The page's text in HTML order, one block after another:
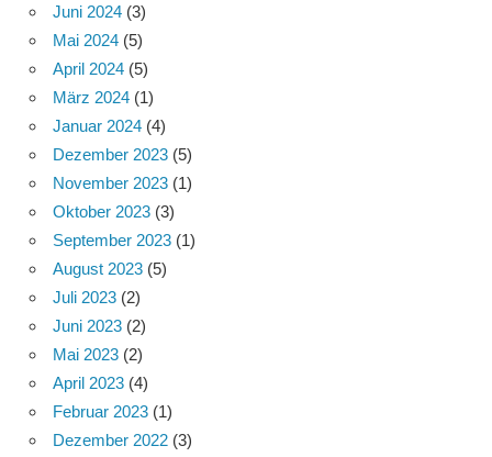
Juni 2024 (3)
Mai 2024 (5)
April 2024 (5)
März 2024 (1)
Januar 2024 (4)
Dezember 2023 (5)
November 2023 (1)
Oktober 2023 (3)
September 2023 (1)
August 2023 (5)
Juli 2023 (2)
Juni 2023 (2)
Mai 2023 (2)
April 2023 (4)
Februar 2023 (1)
Dezember 2022 (3)